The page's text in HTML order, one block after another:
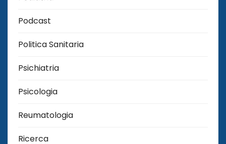
Podcast
Politica Sanitaria
Psichiatria
Psicologia
Reumatologia
Ricerca